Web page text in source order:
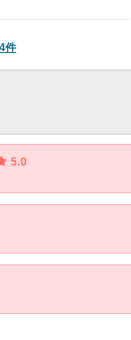
件
5.0